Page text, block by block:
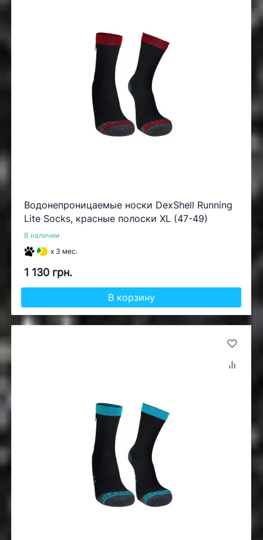
Водонепроницаемые носки DexShell Running
Lite Socks, красные полоски XL (47-49)
В наличии
x 3 мес.
1 130 грн.
В корзину